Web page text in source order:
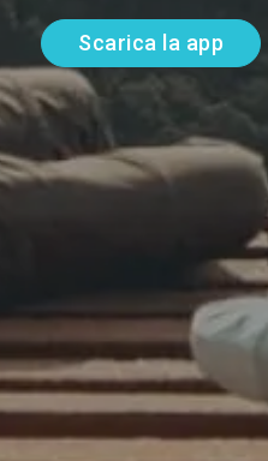
Scarica la app